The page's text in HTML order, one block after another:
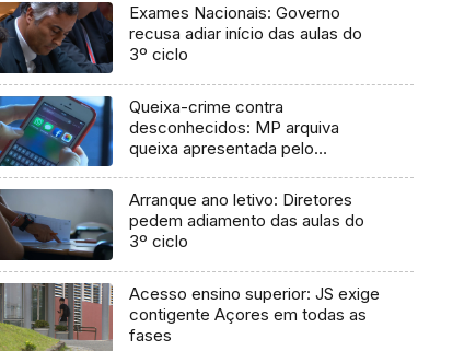
Exames Nacionais: Governo
recusa adiar início das aulas do
3º ciclo
Queixa-crime contra
desconhecidos: MP arquiva
queixa apresentada pelo
Arranque ano letivo: Diretores
pedem adiamento das aulas do
3º ciclo
Acesso ensino superior: JS exige
contigente Açores em todas as
fases